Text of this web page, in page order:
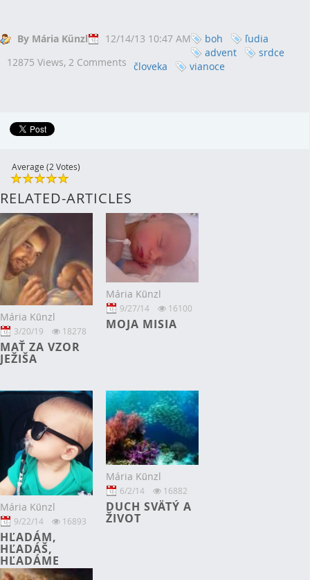
By Mária Künzl
12/14/13 10:47 AM
12875 Views, 2 Comments
boh
ľudia
advent
srdce
človeka
vianoce
Average (2 Votes)
RELATED-ARTICLES
Mária Künzl
3/20/19 18278
MAŤ ZA VZOR
JEŽIŠA
Mária Künzl
9/27/14 16100
MOJA MISIA
Mária Künzl
9/22/14 16893
HĽADÁM,
HĽADÁŠ,
HĽADÁME
Mária Künzl
6/2/14 16882
DUCH SVÄTÝ A
ŽIVOT